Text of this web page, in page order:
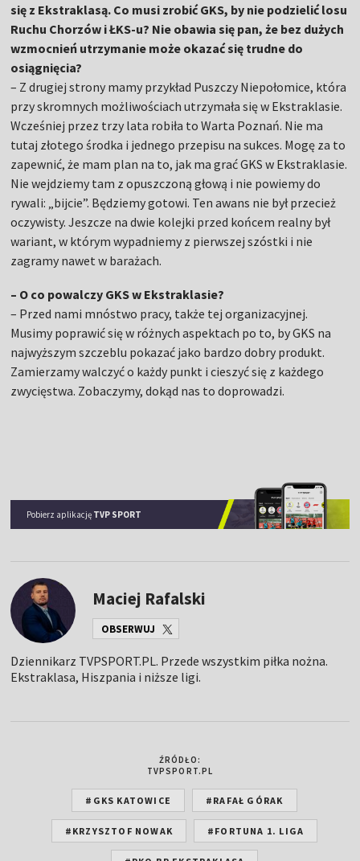
się z Ekstraklasą. Co musi zrobić GKS, by nie podzielić losu
Ruchu Chorzów i ŁKS-u? Nie obawia się pan, że bez dużych
wzmocnień utrzymanie może okazać się trudne do
osiągnięcia?
– Z drugiej strony mamy przykład Puszczy Niepołomice, która
przy skromnych możliwościach utrzymała się w Ekstraklasie.
Wcześniej przez trzy lata robiła to Warta Poznań. Nie ma
tutaj złotego środka i jednego przepisu na sukces. Mogę za to
zapewnić, że mam plan na to, jak ma grać GKS w Ekstraklasie.
Nie wejdziemy tam z opuszczoną głową i nie powiemy do
rywali: „bijcie”. Będziemy gotowi. Ten awans nie był przecież
oczywisty. Jeszcze na dwie kolejki przed końcem realny był
wariant, w którym wypadniemy z pierwszej szóstki i nie
zagramy nawet w barażach.
– O co powalczy GKS w Ekstraklasie?
– Przed nami mnóstwo pracy, także tej organizacyjnej.
Musimy poprawić się w różnych aspektach po to, by GKS na
najwyższym szczeblu pokazać jako bardzo dobry produkt.
Zamierzamy walczyć o każdy punkt i cieszyć się z każdego
zwycięstwa. Zobaczymy, dokąd nas to doprowadzi.
Pobierz aplikację TVP SPORT
Maciej Rafalski
OBSERWUJ
Dziennikarz TVPSPORT.PL. Przede wszystkim piłka nożna.
Ekstraklasa, Hiszpania i niższe ligi.
ŹRÓDŁO:
TVPSPORT.PL
#GKS KATOWICE #RAFAŁ GÓRAK
#KRZYSZTOF NOWAK #FORTUNA 1. LIGA